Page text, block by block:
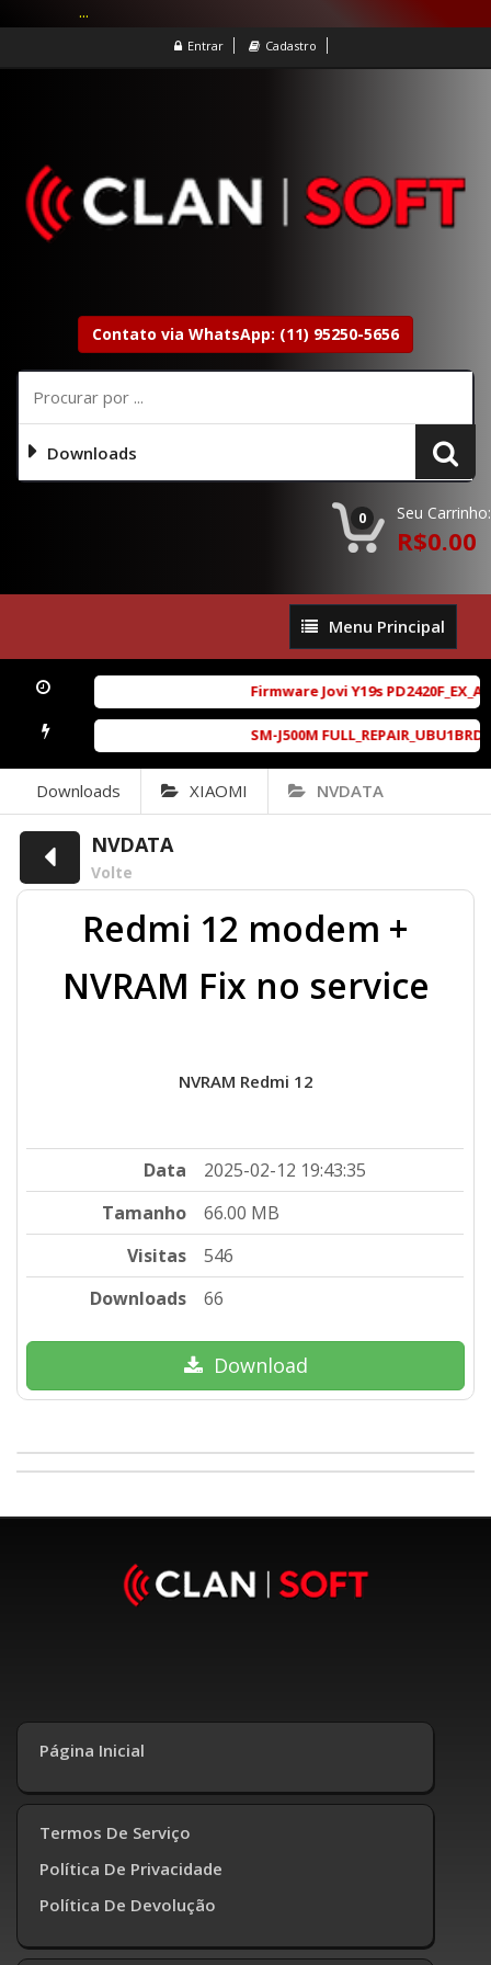
Entrar Cadastro
Contato via WhatsApp: (11) 95250-5656
Downloads
0 Seu Carrinho:
R$0.00
Menu
Principal
Menu Principal
Firmware Jovi Y19s
SM-J500M
Downloads XIAOMI NVDATA
NVDATA
Volte
Redmi 12 modem +
NVRAM Fix no service
NVRAM Redmi 12
Data
2025-02-12 19:43:35
Tamanho
66.00 MB
Visitas
546
Downloads
66
Download
Página Inicial
Termos De Serviço
Política De Privacidade
Política De Devolução